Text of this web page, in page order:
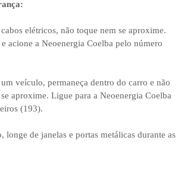
elétricos, não toque nem se aproxime.
acione a Neoenergia Coelba pelo número
veículo, permaneça dentro do carro e não
aproxime. Ligue para a Neoenergia Coelba
(193).
longe de janelas e portas metálicas durante as